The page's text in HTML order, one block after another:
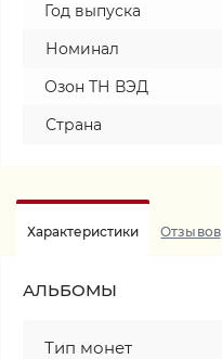
Год выпуска
Номинал
Озон ТН ВЭД
Страна
Характеристики Отзывов
АЛЬБОМЫ
Тип монет